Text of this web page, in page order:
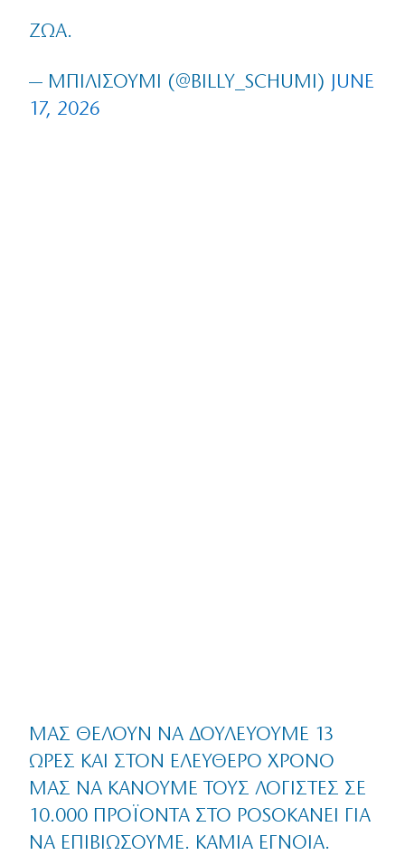
ΖΩΑ.
— ΜΠΙΛΙΣΟΎΜΙ (@BILLY_SCHUMI)
JUNE
17, 2026
ΜΑΣ ΘΈΛΟΥΝ ΝΑ ΔΟΥΛΕΎΟΥΜΕ 13
ΏΡΕΣ ΚΑΙ ΣΤΟΝ ΕΛΕΎΘΕΡΟ ΧΡΌΝΟ
ΜΑΣ ΝΑ ΚΆΝΟΥΜΕ ΤΟΥΣ ΛΟΓΙΣΤΈΣ ΣΕ
10.000 ΠΡΟΪΌΝΤΑ ΣΤΟ POSOKANEI ΓΙΑ
ΝΑ ΕΠΙΒΙΏΣΟΥΜΕ. ΚΑΜΊΑ ΈΓΝΟΙΑ.